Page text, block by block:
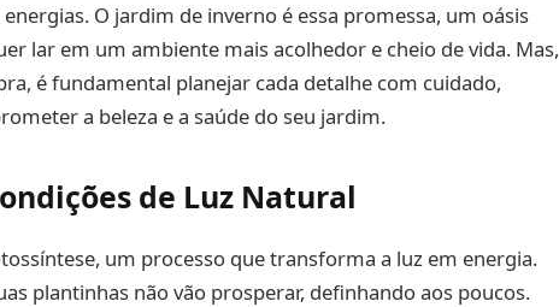
O jardim de inverno é essa promessa, um oásis
lar em um ambiente mais acolhedor e cheio de vida. Mas,
é fundamental planejar cada detalhe com cuidado,
a beleza e a saúde do seu jardim.
de Luz Natural
um processo que transforma a luz em energia.
plantinhas não vão prosperar, definhando aos poucos.